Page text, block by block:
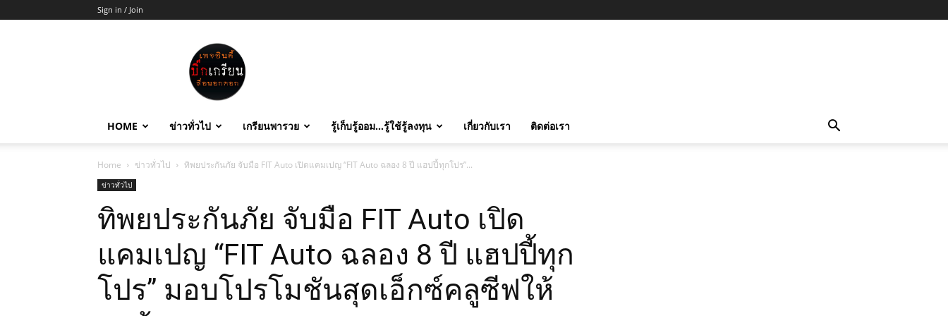
Sign in / Join
บิ๊ก
เกรียน
HOME ข่าวทั่วไป เกรียนพารวย รู้เก็บรู้ออม…รู้ใช้รู้ลงทุน เกี่ยวกับเรา ติดต่อเรา
Home ข่าวทั่วไป ทิพยประกันภัย จับมือ FIT Auto เปิดแคมเปญ “FIT Auto ฉลอง 8 ปี แฮปปี้ทุกโปร”...
ข่าวทั่วไป
ทิพยประกันภัย จับมือ FIT Auto เปิด
แคมเปญ “FIT Auto ฉลอง 8 ปี แฮปปี้ทุก
โปร” มอบโปรโมชันสุดเอ็กซ์คลูซีฟให้